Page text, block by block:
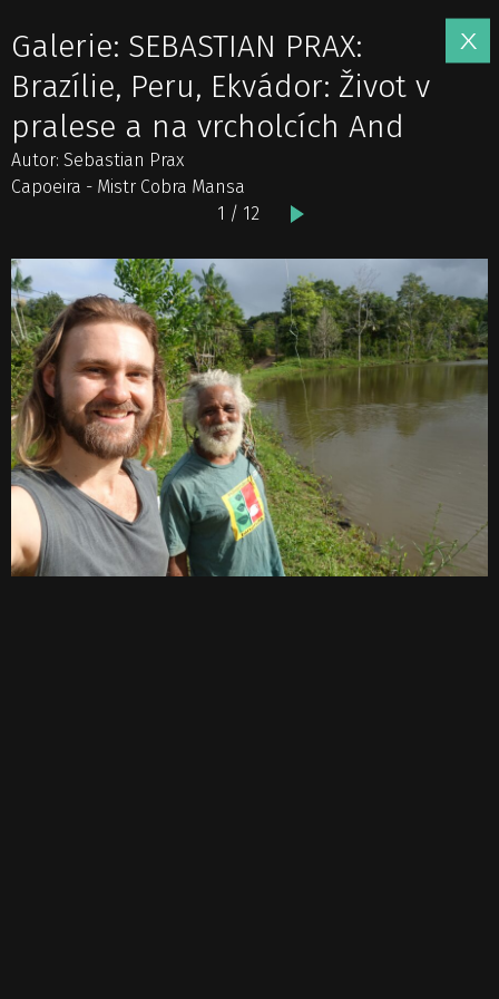
Galerie: SEBASTIAN PRAX:
Brazílie, Peru, Ekvádor: Život v
pralese a na vrcholcích And
Autor: Sebastian Prax
Capoeira - Mistr Cobra Mansa
1 / 12